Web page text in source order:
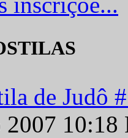
de Judô
2007